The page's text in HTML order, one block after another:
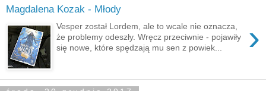
Magdalena Kozak - Młody
›
Vesper został Lordem, ale to wcale nie oznacza,
że problemy odeszły. Wręcz przeciwnie - pojawiły
się nowe, które spędzają mu sen z powiek...